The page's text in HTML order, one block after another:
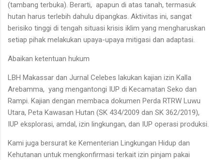
(tambang terbuka). Berarti, apapun di atas tanah, termasuk
hutan harus terlebih dahulu dipangkas. Aktivitas ini, sangat
berisiko tinggi di tengah situasi krisis iklim yang mengharuskan
setiap pihak melakukan upaya-upaya mitigasi dan adaptasi.
Abaikan ketentuan hukum
LBH Makassar dan Jurnal Celebes lakukan kajian izin Kalla
Arebamma, yang mengantongi IUP di Kecamatan Seko dan
Rampi. Kajian dengan membaca dokumen Perda RTRW Luwu
Utara, Peta Kawasan Hutan (SK 434/2009 dan SK 362/2019),
IUP eksplorasi, amdal, izin lingkungan, dan IUP operasi produksi.
Kami juga bersurat ke Kementerian Lingkungan Hidup dan
Kehutanan untuk mengkonfirmasi terkait izin pinjam pakai